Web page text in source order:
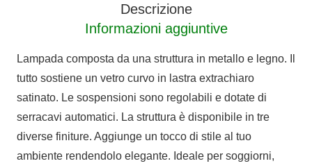
Descrizione
Informazioni aggiuntive
Lampada composta da una struttura in metallo e legno. Il
tutto sostiene un vetro curvo in lastra extrachiaro
satinato. Le sospensioni sono regolabili e dotate di
serracavi automatici. La struttura è disponibile in tre
diverse finiture. Aggiunge un tocco di stile al tuo
ambiente rendendolo elegante. Ideale per soggiorni,